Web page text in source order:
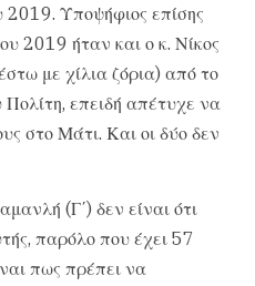
2019. Υποψήφιος επίσης
2019 ήταν και ο κ. Νίκος
με χίλια ζόρια) από το
επειδή απέτυχε να
στο Μάτι. Και οι δύο δεν
(Γ΄) δεν είναι ότι
παρόλο που έχει 57
πως πρέπει να